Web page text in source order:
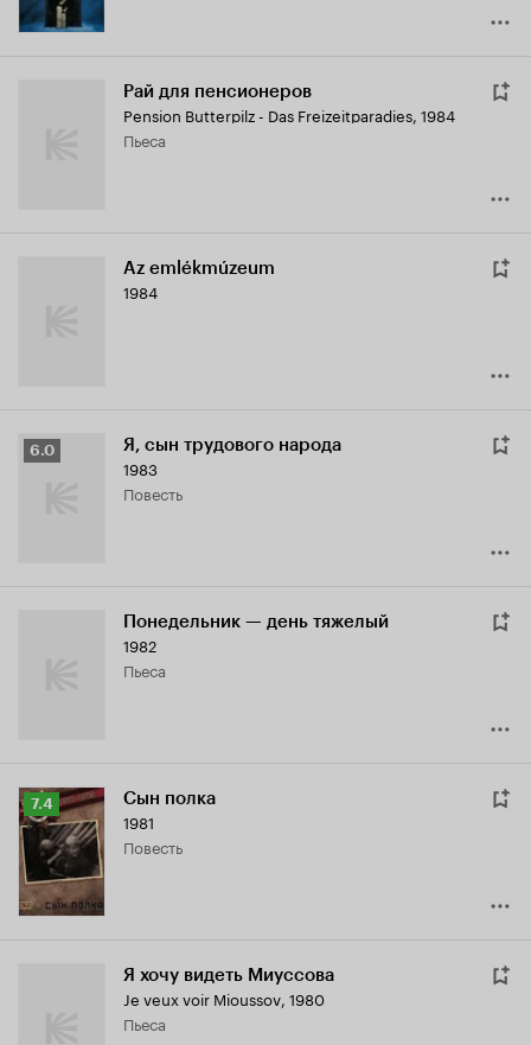
Рай для пенсионеров
Pension Butterpilz - Das Freizeitparadies, 1984
пьеса
Az emlékmúzeum
1984
Рейтинг
6.0 Я, сын трудового народа
1983
повесть
Понедельник — день тяжелый
1982
пьеса
Рейтинг
Кинопоиска
7.4
7.4 Сын полка
1981
повесть
Я хочу видеть Миуссова
Je veux voir Mioussov, 1980
пьеса